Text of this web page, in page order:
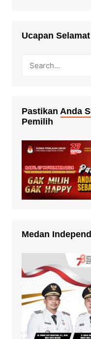
Ucapan
Pastikan Anda
Pemilih
Medan